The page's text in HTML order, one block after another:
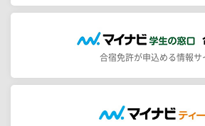
合宿免許が申込める情報サ